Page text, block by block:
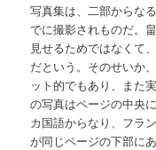
写真集は、二部からな
でに撮影されものだ。
見せるためではなくて
だという。そのせいか
ット的でもあり、また
の写真はページの中央
カ国語からなり、フラ
が同じページの下部に